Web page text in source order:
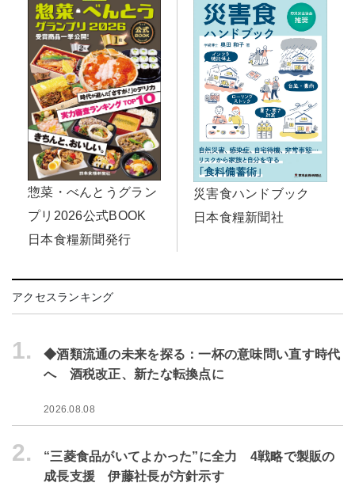
惣菜・べんとうグラン
プリ2026公式BOOK
日本食糧新聞発行
災害食ハンドブック
日本食糧新聞社
アクセスランキング
1.
◆酒類流通の未来を探る：一杯の意味問い直す時代
へ 酒税改正、新たな転換点に
2026.08.08
2.
“三菱食品がいてよかった”に全力 4戦略で製販の
成長支援 伊藤社長が方針示す